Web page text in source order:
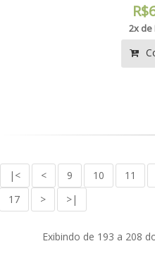
2x de
|< < 9 10 11
17
> >|
Exibindo de 193 a 208